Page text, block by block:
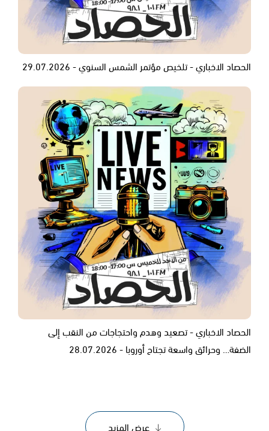
الحصاد الاخباري - تلخيص مؤتمر الشمس السنوي - 29.07.2026
الحصاد الاخباري - تصعيد وهدم واحتجاجات من النقب إلى
الضفة… وحرائق واسعة تجتاح أوروبا - 28.07.2026
عرض المزيد